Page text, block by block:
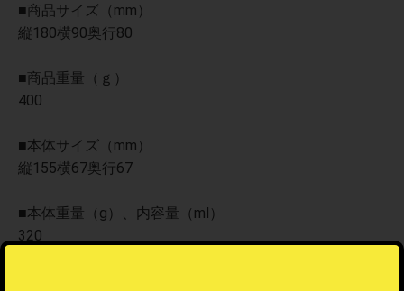
■商品サイズ（mm）
縦180横90奥行80
■商品重量（ｇ）
400
■本体サイズ（mm）
縦155横67奥行67
■本体重量（g）、内容量（ml）
320